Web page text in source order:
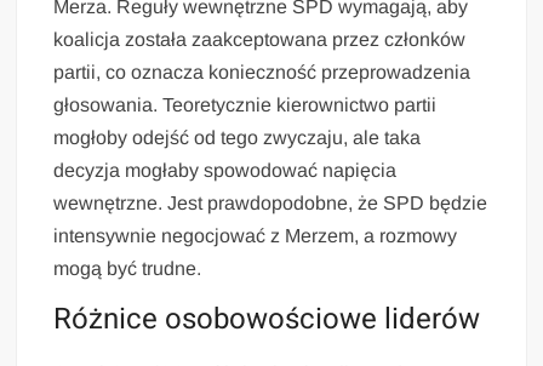
Merza. Reguły wewnętrzne SPD wymagają, aby
koalicja została zaakceptowana przez członków
partii, co oznacza konieczność przeprowadzenia
głosowania. Teoretycznie kierownictwo partii
mogłoby odejść od tego zwyczaju, ale taka
decyzja mogłaby spowodować napięcia
wewnętrzne. Jest prawdopodobne, że SPD będzie
intensywnie negocjować z Merzem, a rozmowy
mogą być trudne.
Różnice osobowościowe liderów